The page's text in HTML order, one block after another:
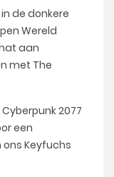
de donkere
Wereld
aan
met The
2077
een
ons Keyfuchs